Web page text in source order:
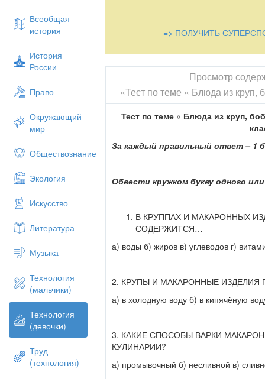
Всеобщая
история
История
России
Право
Окружающий
мир
Обществознание
Экология
Искусство
Литература
Музыка
Технология
(мальчики)
Технология
(девочки)
Труд
(технология)
=> ПОЛУЧИТЬ
Просмотр
«Тест по теме « Блюда из круп,
Тест по теме « Блюда из круп,
За каждый правильный ответ – 1
Обвести кружком букву одного
В КРУППАХ И МАКАРОННЫХ
СОДЕРЖИТСЯ…
а) воды б) жиров в) углеводов г)
2. КРУПЫ И МАКАРОННЫЕ ИЗДЕЛИЯ
а) в холодную воду б) в кипячёную
3. КАКИЕ СПОСОБЫ ВАРКИ
КУЛИНАРИИ?
а) промывочный б) несливной в)